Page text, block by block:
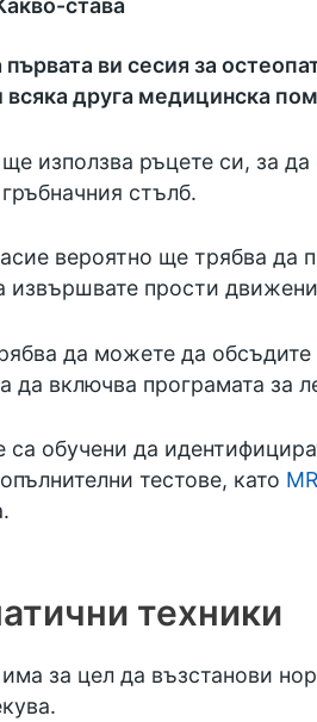
става
ви сесия за
всяка друга медицинска
използва ръцете си, за
стълб.
вероятно ще трябва да
извършвате прости
да можете да
да включва програмата за
са обучени да
тестове, като
техники
за цел да възстанови